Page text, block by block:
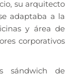
su arquitecto
adaptaba a la
y área de
corporativos
sándwich de